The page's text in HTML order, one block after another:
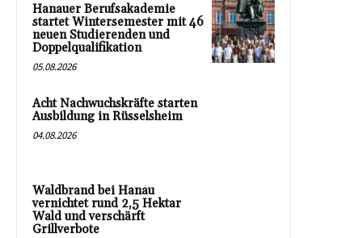
Hanauer Berufsakademie
startet Wintersemester mit 46
neuen Studierenden und
Doppelqualifikation
05.08.2026
Acht Nachwuchskräfte starten
Ausbildung in Rüsselsheim
04.08.2026
Waldbrand bei Hanau
vernichtet rund 2,5 Hektar
Wald und verschärft
Grillverbote